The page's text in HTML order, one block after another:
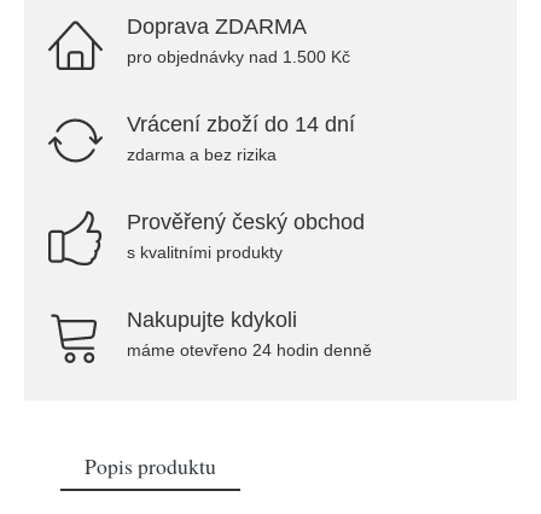
Doprava ZDARMA
pro objednávky nad 1.500 Kč
Vrácení zboží do 14 dní
zdarma a bez rizika
Prověřený český obchod
s kvalitními produkty
Nakupujte kdykoli
máme otevřeno 24 hodin denně
Popis produktu